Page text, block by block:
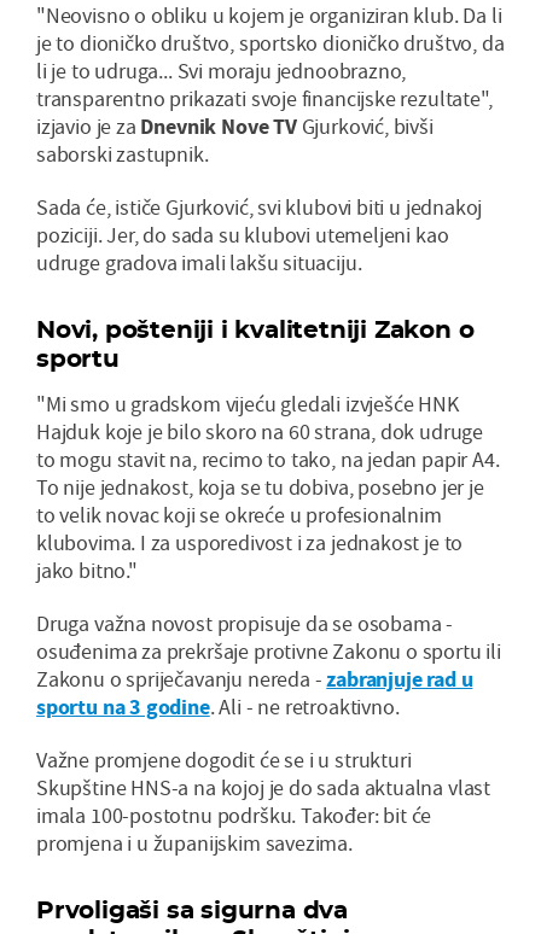
"Neovisno o obliku u kojem je organiziran klub. Da li
je to dioničko društvo, sportsko dioničko društvo, da
li je to udruga... Svi moraju jednoobrazno,
transparentno prikazati svoje financijske rezultate",
izjavio je za Dnevnik Nove TVGjurković, bivši
saborski zastupnik.
Sada će, ističe Gjurković, svi klubovi biti u jednakoj
poziciji. Jer, do sada su klubovi utemeljeni kao
udruge gradova imali lakšu situaciju.
Novi, pošteniji i kvalitetniji Zakon o
sportu
"Mi smo u gradskom vijeću gledali izvješće HNK
Hajduk koje je bilo skoro na 60 strana, dok udruge
to mogu stavit na, recimo to tako, na jedan papir A4.
To nije jednakost, koja se tu dobiva, posebno jer je
to velik novac koji se okreće u profesionalnim
klubovima. I za usporedivost i za jednakost je to
jako bitno."
Druga važna novost propisuje da se osobama -
osuđenima za prekršaje protivne Zakonu o sportu ili
Zakonu o spriječavanju nereda -zabranjuje rad u
sportu na 3 godine. Ali - ne retroaktivno.
Važne promjene dogodit će se i u strukturi
Skupštine HNS-a na kojoj je do sada aktualna vlast
imala 100-postotnu podršku. Također: bit će
promjena i u županijskim savezima.
Prvoligaši sa sigurna dva